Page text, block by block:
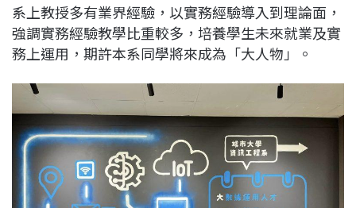
c
e
b
o
k
n
e
r
e
a
s
n
k
e
n
p
y
L
k
系上教授多有業界經驗，以實務經驗導入到理論面，
強調實務經驗教學比重較多，培養學生未來就業及實
務上運用，期許本系同學將來成為「大人物」。